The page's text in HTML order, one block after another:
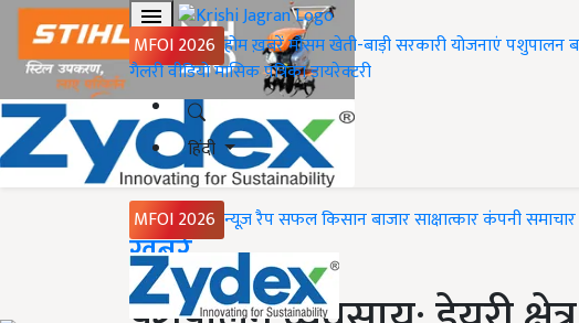
MFOI 2026 होमख़बरेंमौसमखेती-बाड़ीसरकारी योजनाएंपशुपालन
गैलरीवीडियोमासिक पत्रिकाडायरेक्टरी
हिंदी
MFOI 2026 न्यूज़ रैपसफल किसानबाजारसाक्षात्कारकंपनी समाचार
Home
ख़बरें